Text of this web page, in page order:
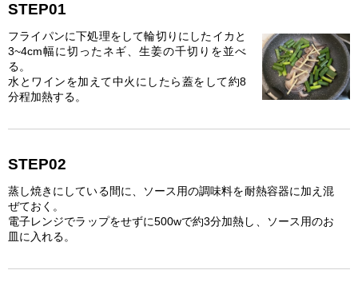
STEP01
フライパンに下処理をして輪切りにしたイカと
3~4cm幅に切ったネギ、生姜の千切りを並べ
る。
水とワインを加えて中火にしたら蓋をして約8
分程加熱する。
STEP02
蒸し焼きにしている間に、ソース用の調味料を耐熱容器に加え混
ぜておく。
電子レンジでラップをせずに500wで約3分加熱し、ソース用のお
皿に入れる。